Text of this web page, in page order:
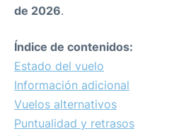
de 2026.
Índice de contenidos:
Estado del vuelo
Información adicional
Vuelos alternativos
Puntualidad y retrasos